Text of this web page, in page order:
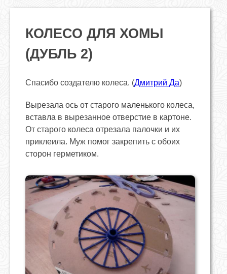
КОЛЕСО ДЛЯ ХОМЫ
(ДУБЛЬ 2)
Спасибо создателю колеса. (Дмитрий Да)
Вырезала ось от старого маленького колеса,
вставла в вырезанное отверстие в картоне.
От старого колеса отрезала палочки и их
приклеила. Муж помог закрепить с обоих
сторон герметиком.